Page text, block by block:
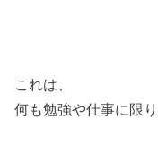
これは、
何も勉強や仕事に限り